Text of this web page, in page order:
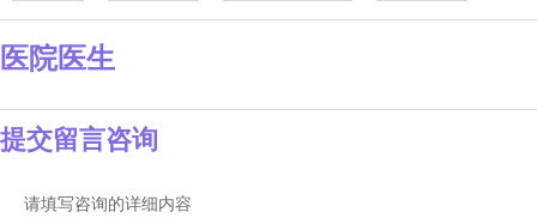
医院医生
提交留言咨询
请填写咨询的详细内容